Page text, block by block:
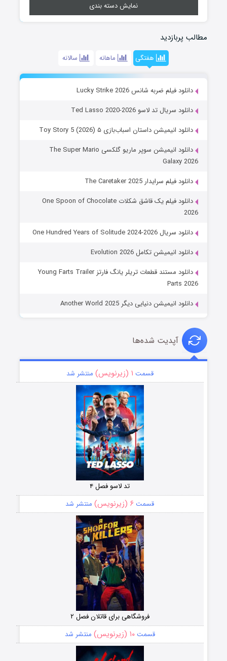
نمایش دسته بندی
مطالب پربازدید
هفتگی ماهانه سالانه
دانلود فیلم ضربه شانس Lucky Strike 2026
دانلود سریال تد لاسو Ted Lasso 2020-2026
دانلود انیمیشن داستان اسباب‌بازی ۵ Toy Story 5 (2026)
دانلود انیمیشن سوپر ماریو گلکسی The Super Mario
Galaxy 2026
دانلود فیلم سرایدار The Caretaker 2025
دانلود فیلم یک قاشق شکلات One Spoon of Chocolate
2026
دانلود سریال One Hundred Years of Solitude 2024-2026
دانلود انیمیشن تکامل Evolution 2026
دانلود مستند قطعات تریلر یانگ فارتز Young Farts Trailer
Parts 2026
دانلود انیمیشن دنیایی دیگر Another World 2025
آپدیت شده‌ها
قسمت ۱ (زیرنویس) منتشر شد
تد لاسو فصل ۴
قسمت ۶ (زیرنویس) منتشر شد
فروشگاهی برای قاتلان فصل ۲
قسمت۱۰ (زیرنویس) منتشر شد